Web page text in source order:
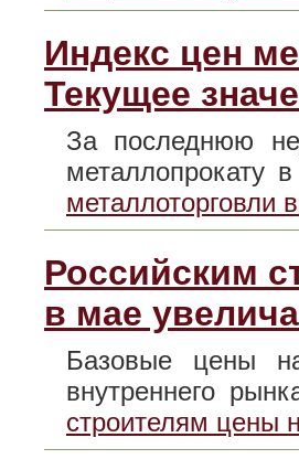
Индекс цен
Текущее
За последнюю
металлопрокату
металлоторговли
Российским
в мае
Базовые цены
внутреннего
строителям цены